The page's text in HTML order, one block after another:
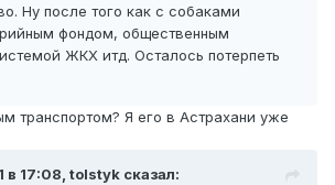
Ну после того как с собаками
фондом, общественным
ЖКХ итд. Осталось потерпеть
транспортом? Я его в Астрахани уже
в 17:08, tolstyk сказал: